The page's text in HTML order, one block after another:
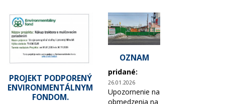
PROJEKT PODPORENÝ
ENVIRONMENTÁLNYM
FONDOM.
OZNAM
pridané:
26.01.2026
Upozornenie na
obmedzenia na